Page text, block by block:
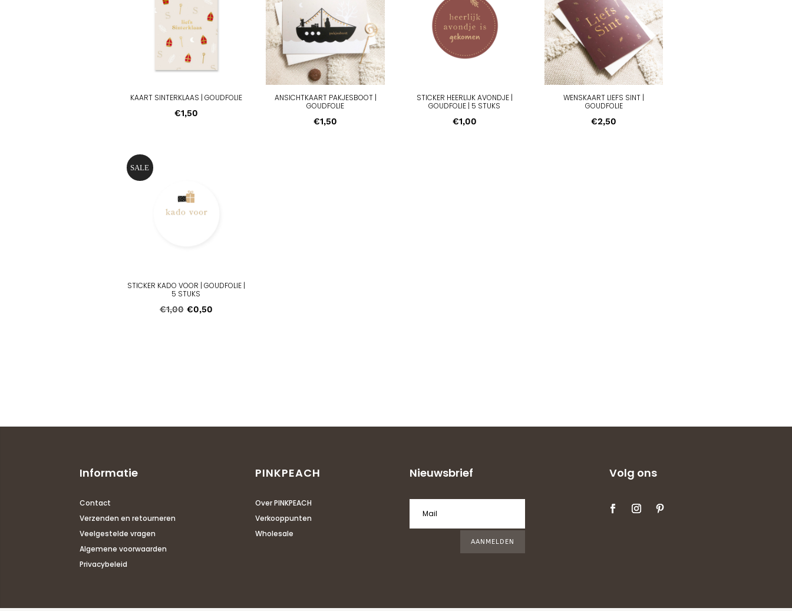
KAART SINTERKLAAS | GOUDFOLIE
€1,50
ANSICHTKAART PAKJESBOOT |
GOUDFOLIE
€1,50
STICKER HEERLIJK AVONDJE |
GOUDFOLIE | 5 STUKS
€1,00
WENSKAART LIEFS SINT |
GOUDFOLIE
€2,50
SALEAanbieding!
STICKER KADO VOOR | GOUDFOLIE |
5 STUKS
€1,00 Oorspronkelijke
€0,50Huidige
Informatie
Contact
Verzenden en retourneren
Veelgestelde vragen
Algemene voorwaarden
Privacybeleid
PINKPEACH
Over PINKPEACH
Verkooppunten
Wholesale
Nieuwsbrief
AANMELDEN
Volg ons